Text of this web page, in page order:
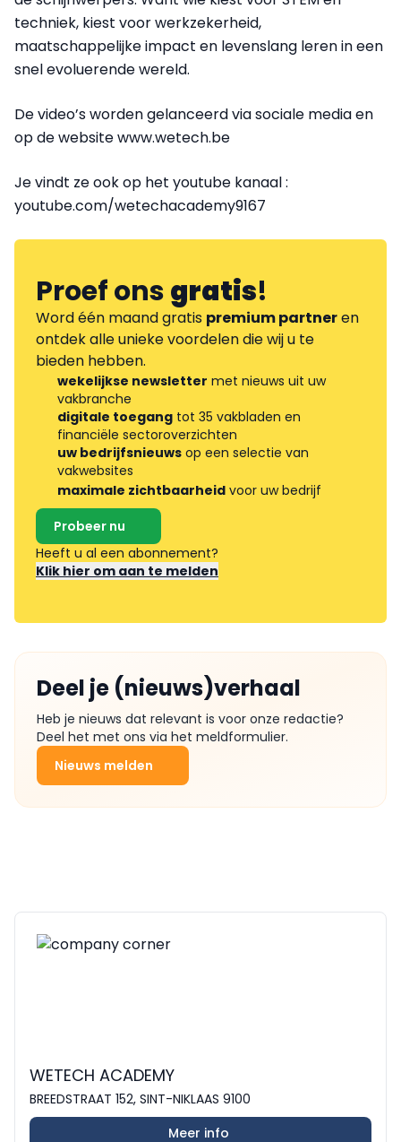
techniek, kiest voor werkzekerheid,
maatschappelijke impact en levenslang leren in een
snel evoluerende wereld.
De video’s worden gelanceerd via sociale media en
op de website www.wetech.be
Je vindt ze ook op het youtube kanaal :
youtube.com/wetechacademy9167
Proef onsgratis!
Word één maand gratis premium partneren
ontdek alle unieke voordelen die wij u te
bieden hebben.
wekelijkse newsletter met nieuws uit uw
vakbranche
digitale toegang tot 35 vakbladen en
financiële sectoroverzichten
uw bedrijfsnieuws op een selectie van
vakwebsites
maximale zichtbaarheid voor uw bedrijf
Probeer nu
Heeft u al een abonnement?
Klik hier om aan te melden
Deel je (nieuws)verhaal
Heb je nieuws dat relevant is voor onze redactie?
Deel het met ons via het meldformulier.
Nieuws melden
WETECH ACADEMY
BREEDSTRAAT 152, SINT-NIKLAAS 9100
Meer info